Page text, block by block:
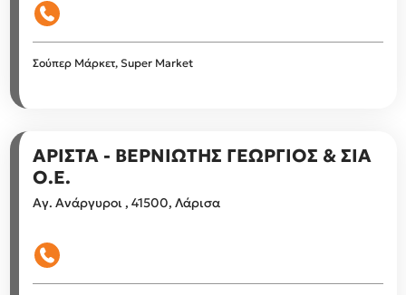
Σούπερ Μάρκετ, Super Market
ΑΡΙΣΤΑ - ΒΕΡΝΙΩΤΗΣ ΓΕΩΡΓΙΟΣ & ΣΙΑ
Ο.Ε.
Αγ. Ανάργυροι , 41500, Λάρισα